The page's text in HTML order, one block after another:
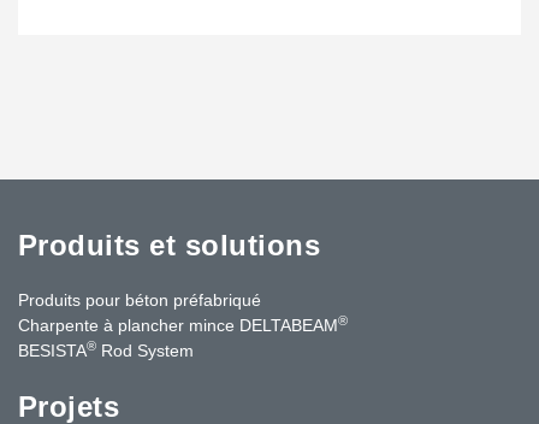
Produits et solutions
Produits pour béton préfabriqué
Charpente à plancher mince DELTABEAM®
BESISTA® Rod System
Projets